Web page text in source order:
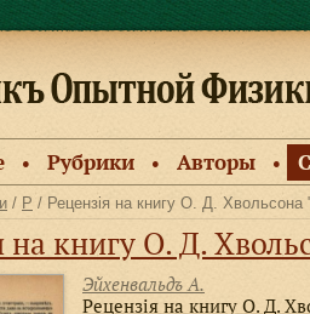
● Рубрики ● Авторы ●
/ Р / Рецензія на книгу О. Д.
на книгу О. Д.
Эйхенвальдъ А.
Рецензія на книгу О. Д.